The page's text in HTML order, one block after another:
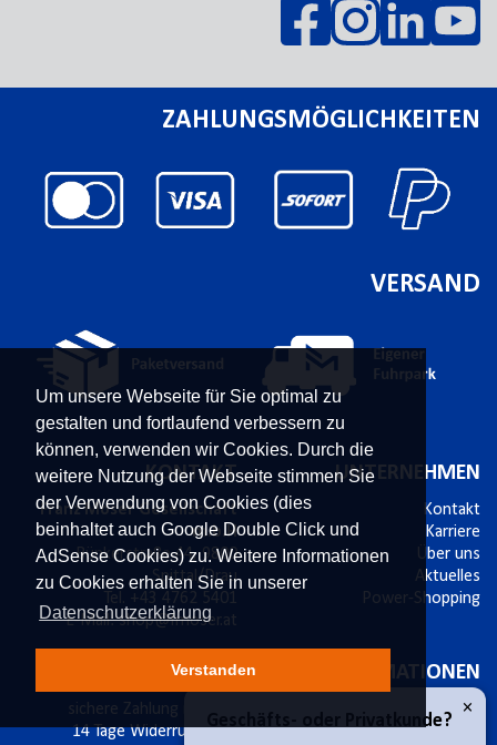
Um unsere Webseite für Sie optimal zu
gestalten und fortlaufend verbessern zu
können, verwenden wir Cookies. Durch die
weitere Nutzung der Webseite stimmen Sie
der Verwendung von Cookies (dies
beinhaltet auch Google Double Click und
AdSense Cookies) zu. Weitere Informationen
zu Cookies erhalten Sie in unserer
Datenschutzerklärung
Verstanden
ZAHLUNGSMÖGLICHKEITEN
VERSAND
KONTAKT
Franz Moser Gesellschaft
m.b.H
Bünkerstraße 44,9800
Spittal/Drau
Tel.
+43 4762 5401
E-Mail: shop@fmoser.at
UNTERNEHMEN
Kontakt
Karriere
Über uns
Aktuelles
Power-Shopping
SICHER EINKAUFEN
sichere Zahlung mit SSL
14 Tage Widerrufsrecht
INFORMATIONEN
Bestellablauf
Versand & Widerruf
×
Geschäfts- oder Privatkunde?